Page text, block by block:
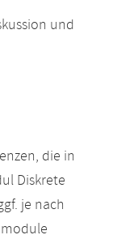
und
die in
Diskrete
je nach